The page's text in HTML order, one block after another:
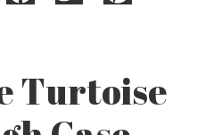
Turtoise